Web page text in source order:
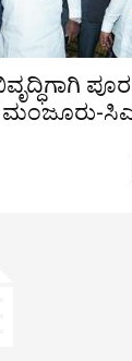
ಮಂಜೂರು-